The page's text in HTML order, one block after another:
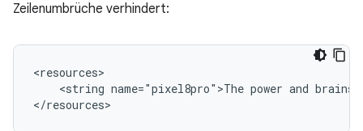
Zeilenumbrüche verhindert:
<string name="pixel8pro">The power and brains